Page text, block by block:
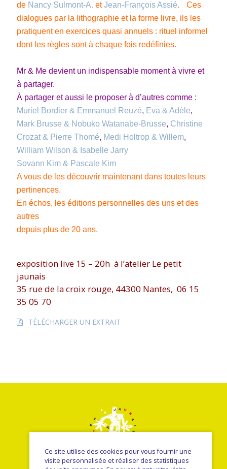
de Nancy Sulmont-A. etJean-François Assié. Ces
dialogues par la lithographie et la forme livre, ils les
pratiquent en exercices quasi annuels : rituel informel
dont les règles sont à chaque fois redéfinies.
Mr & Me devient un indispensable moment à vivre et
à partager.
À partager et aussi le proposer à d’autres comme :
Muriel Bordier & Emmanuel Reuzé, Eva & Adèle,
Mark Brusse & Nobuko Watanabe-Brusse, Christine
Crozat & Pierre Thomé, Medi Holtrop & Willem,
William Wilson & Isabelle Jarry
Sovann Kim & Pascale Kim
A vous de les découvrir maintenant dans toutes leurs
pertinences.
En échos, les éditions personnelles des uns et des
autres
depuis plus de 20 ans.
exposition live 15 – 20h à l’atelier Le petit
jaunais
35 rue de la croix rouge, 44300 Nantes, 06 15
35 05 70
TÉLÉCHARGER UN EXTRAIT
Ce site utilise des cookies pour vous fournir une
visite personnalisée et réaliser des statistiques